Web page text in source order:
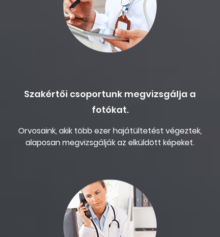
Szakértői csoportunk megvizsgálja a
fotókat.
Orvosaink, akik több ezer hajátültetést végeztek,
alaposan megvizsgálják az elküldött képeket.